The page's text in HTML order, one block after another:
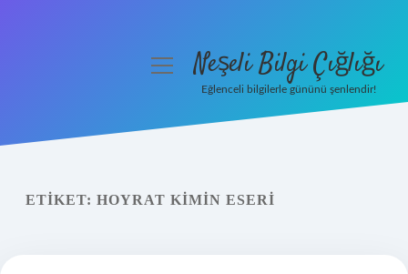
Yasal Uyarı
menüyüNeşeli Bilgi Çığlığı
Eğlenceli bilgilerle gününü şenlendir!
ETIKET: HOYRAT KIMIN ESERI